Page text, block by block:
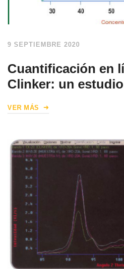
9 SEPTIEMBRE 2020
Cuantificación en
Clinker: un
VER MÁS